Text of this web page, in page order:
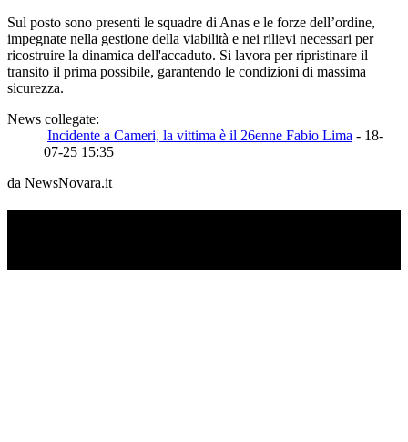
Sul posto sono presenti le squadre di Anas e le forze dell’ordine,
impegnate nella gestione della viabilità e nei rilievi necessari per
ricostruire la dinamica dell'accaduto. Si lavora per ripristinare il
transito il prima possibile, garantendo le condizioni di massima
sicurezza.
News collegate:
Incidente a Cameri, la vittima è il 26enne Fabio Lima - 18-
07-25 15:35
da NewsNovara.it